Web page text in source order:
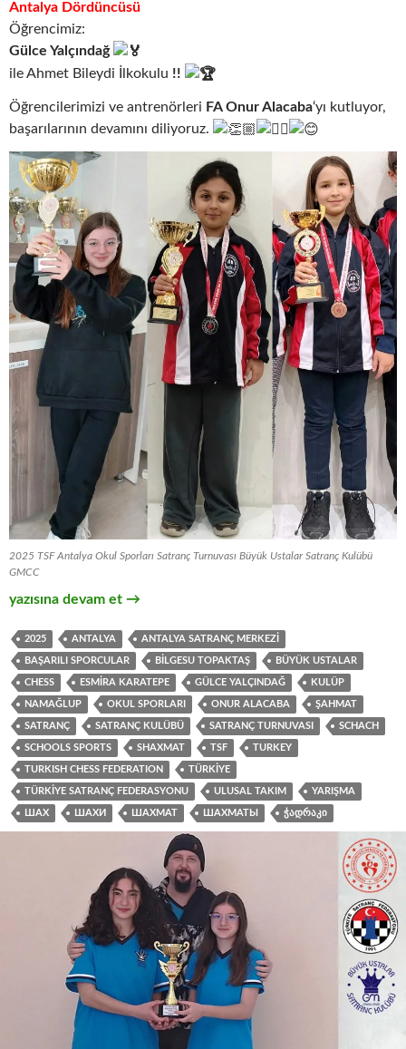
Antalya Dördüncüsü
Öğrencimiz:
Gülce Yalçındağ
ile Ahmet Bileydi İlkokulu !!
Öğrencilerimizi ve antrenörleri FA Onur Alacaba‘yı kutluyor,
başarılarının devamını diliyoruz.
2025 TSF Antalya Okul Sporları Satranç Turnuvası Büyük Ustalar Satranç Kulübü
GMCC
2025 Antalya Okul Sporları Satranç Turnuvası
yazısına devam et →
2025 ANTALYA ANTALYA SATRANÇ MERKEZI
BAŞARILI SPORCULAR BILGESU TOPAKTAŞ BÜYÜK USTALAR
CHESS ESMIRA KARATEPE GÜLCE YALÇINDAĞ KULÜP
NAMAĞLUP OKUL SPORLARI ONUR ALACABA ŞAHMAT
SATRANÇ SATRANÇ KULÜBÜ SATRANÇ TURNUVASI SCHACH
SCHOOLS SPORTS SHAXMAT TSF TURKEY
TURKISH CHESS FEDERATION TÜRKIYE
TÜRKIYE SATRANÇ FEDERASYONU ULUSAL TAKIM YARIŞMA
ШАХ ШАХИ ШАХМАТ ШАХМАТЫ ᲭᲐᲓᲠᲐᲙᲘ